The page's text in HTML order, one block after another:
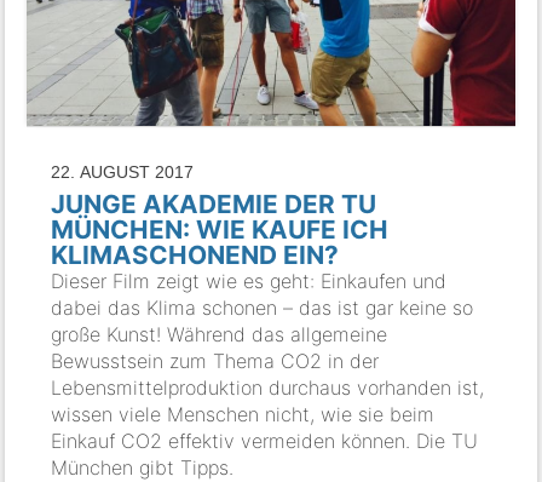
22. AUGUST 2017
JUNGE AKADEMIE DER TU
MÜNCHEN: WIE KAUFE ICH
KLIMASCHONEND EIN?
Dieser Film zeigt wie es geht: Einkaufen und
dabei das Klima schonen – das ist gar keine so
große Kunst! Während das allgemeine
Bewusstsein zum Thema CO2 in der
Lebensmittelproduktion durchaus vorhanden ist,
wissen viele Menschen nicht, wie sie beim
Einkauf CO2 effektiv vermeiden können. Die TU
München gibt Tipps.